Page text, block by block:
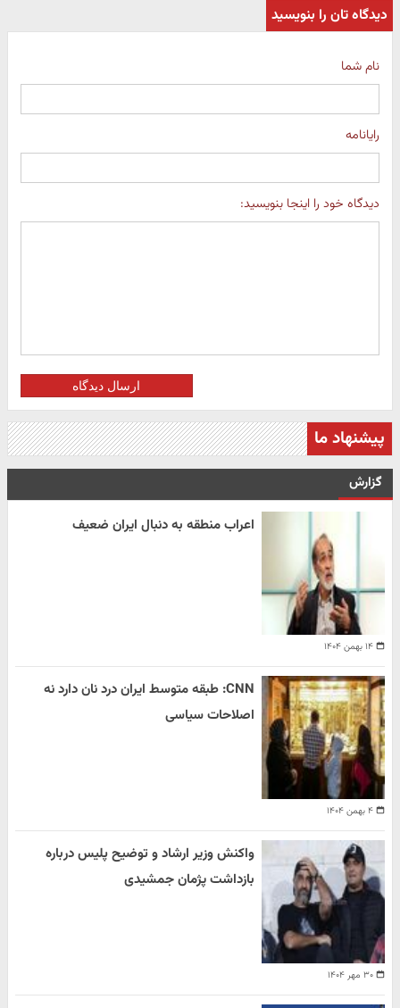
دیدگاه تان را بنویسید
نام شما
رایانامه
دیدگاه خود را اینجا بنویسید:
ارسال دیدگاه
پیشنهاد ما
گزارش
۱۴ بهمن ۱۴۰۴
اعراب منطقه به دنبال ایران ضعیف
۴ بهمن ۱۴۰۴
CNN: طبقه متوسط ایران درد نان دارد نه
اصلاحات سیاسی
۳۰ مهر ۱۴۰۴
واکنش وزیر ارشاد و توضیح پلیس درباره
بازداشت پژمان جمشیدی